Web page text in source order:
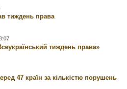
тиждень права
тиждень права»
47 країн за кількістю порушень